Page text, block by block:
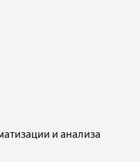
и анализа